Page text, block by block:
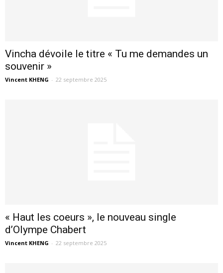
Vincha dévoile le titre « Tu me demandes un
souvenir »
Vincent KHENG - 22 septembre 2025
« Haut les coeurs », le nouveau single
d’Olympe Chabert
Vincent KHENG - 22 septembre 2025